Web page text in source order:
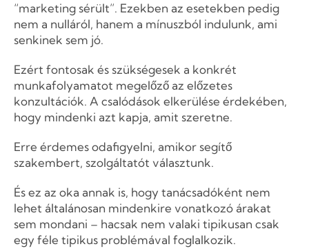
“marketing sérült”. Ezekben az esetekben pedig
nem a nulláról, hanem a mínuszból indulunk, ami
senkinek sem jó.
Ezért fontosak és szükségesek a konkrét
munkafolyamatot megelőző az előzetes
konzultációk. A csalódások elkerülése érdekében,
hogy mindenki azt kapja, amit szeretne.
Erre érdemes odafigyelni, amikor segítő
szakembert, szolgáltatót választunk.
És ez az oka annak is, hogy tanácsadóként nem
lehet általánosan mindenkire vonatkozó árakat
sem mondani – hacsak nem valaki tipikusan csak
egy féle tipikus problémával foglalkozik.